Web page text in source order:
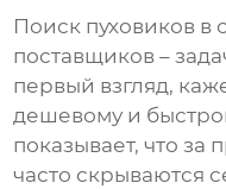
Поиск пуховиков в
поставщиков –
первый взгляд,
дешевому и
показывает, что
часто скрываются